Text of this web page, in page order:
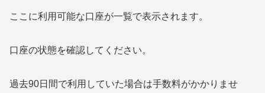
ここに利用可能な口座が一覧で表示されます。
口座の状態を確認してください。
過去90日間で利用していた場合は手数料がかかりませ